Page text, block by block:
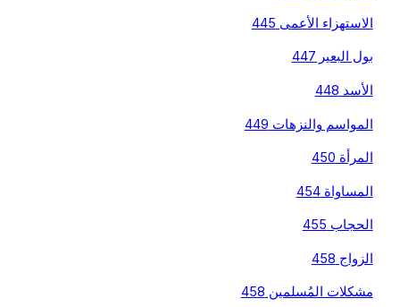
الاستهزاء الأعمى 445
بول البعير 447
الأسد 448
المواسم والنزهات 449
المرأة 450
المساواة 454
الحجاب 455
الزواج 458
مشكلات المُسلمين 458